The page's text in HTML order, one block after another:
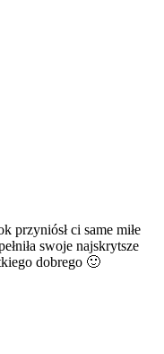
przyniósł ci same miłe
swoje najskrytsze
dobrego 🙂